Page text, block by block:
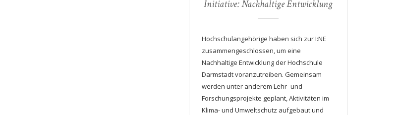
Initiative: Nachhaltige Entwicklung
Hochschulangehörige haben sich zur I:NE
zusammengeschlossen, um eine
Nachhaltige Entwicklung der Hochschule
Darmstadt voranzutreiben. Gemeinsam
werden unter anderem Lehr- und
Forschungsprojekte geplant, Aktivitäten im
Klima- und Umweltschutz aufgebaut und